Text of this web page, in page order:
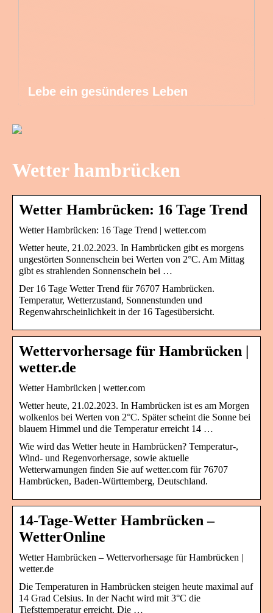
Lebe ein gesünderes Leben
Wetter hambrücken
Wetter Hambrücken: 16 Tage Trend
Wetter Hambrücken: 16 Tage Trend | wetter.com
Wetter heute, 21.02.2023. In Hambrücken gibt es morgens
ungestörten Sonnenschein bei Werten von 2°C. Am Mittag
gibt es strahlenden Sonnenschein bei …
Der 16 Tage Wetter Trend für 76707 Hambrücken.
Temperatur, Wetterzustand, Sonnenstunden und
Regenwahrscheinlichkeit in der 16 Tagesübersicht.
Wettervorhersage für Hambrücken |
wetter.de
Wetter Hambrücken | wetter.com
Wetter heute, 21.02.2023. In Hambrücken ist es am Morgen
wolkenlos bei Werten von 2°C. Später scheint die Sonne bei
blauem Himmel und die Temperatur erreicht 14 …
Wie wird das Wetter heute in Hambrücken? Temperatur-,
Wind- und Regenvorhersage, sowie aktuelle
Wetterwarnungen finden Sie auf wetter.com für 76707
Hambrücken, Baden-Württemberg, Deutschland.
14-Tage-Wetter Hambrücken –
WetterOnline
Wetter Hambrücken – Wettervorhersage für Hambrücken |
wetter.de
Die Temperaturen in Hambrücken steigen heute maximal auf
14 Grad Celsius. In der Nacht wird mit 3°C die
Tiefsttemperatur erreicht. Die …